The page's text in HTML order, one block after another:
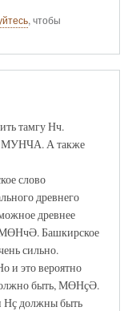
, чтобы
тамгу Нч.
МУНЧА. А также
слово
древнего
древнее
Башкирское
сильно.
и это вероятно
быть, МӨНҫӘ.
Нҫ должны быть